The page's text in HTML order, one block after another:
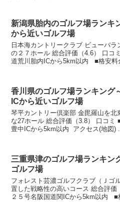
新潟県胎内のゴルフ場ランキ
から近いゴルフ場
日本海カントリークラブ ビューバランスと戦略性の織りなす異次元
の２７ホール 総合評価（4.6） 口コミ ■アクセス 日本海東北自動車
道荒川胎内ICから5km以
香川県のゴルフ場ランキング
ICから近いゴルフ場
琴平カントリー倶楽部 金毘羅山を北東に臨む丘陵地に展開する雄大
な27ホール 総合評価（3.8） 口コミ ■アクセス 高松自動車道さぬき
豊中IC
三重県津のゴルフ場ランキン
ゴルフ場
フォレスト芸濃ゴルフクラブ（Ｊゴルフ芸濃） 大胆
置した戦略性の高いコース 総合評価（3.8） 口コミ ■アクセス 国道
２５号